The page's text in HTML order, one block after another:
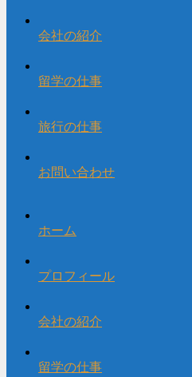
会社の紹介
留学の仕事
旅行の仕事
お問い合わせ
ホーム
プロフィール
会社の紹介
留学の仕事